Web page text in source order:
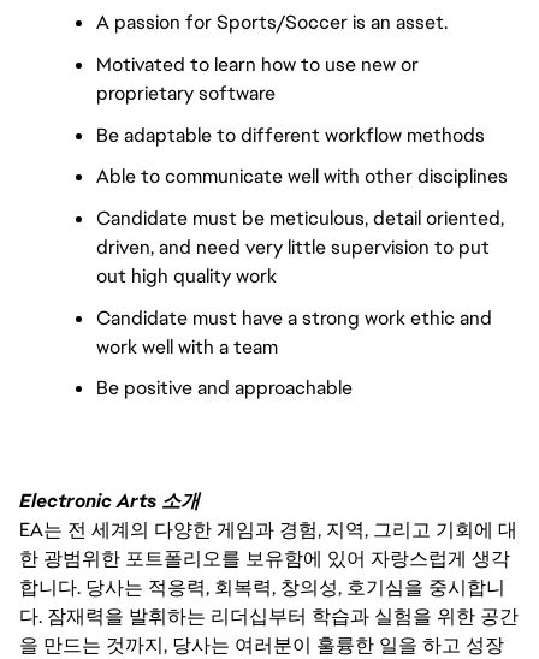
A passion for Sports/Soccer is an asset.
Motivated to learn how to use new or
proprietary software
Be adaptable to different workflow methods
Able to communicate well with other disciplines
Candidate must be meticulous, detail oriented,
driven, and need very little supervision to put
out high quality work
Candidate must have a strong work ethic and
work well with a team
Be positive and approachable
Electronic Arts 소개
EA는 전 세계의 다양한 게임과 경험, 지역, 그리고 기회에 대
한 광범위한 포트폴리오를 보유함에 있어 자랑스럽게 생각
합니다. 당사는 적응력, 회복력, 창의성, 호기심을 중시합니
다. 잠재력을 발휘하는 리더십부터 학습과 실험을 위한 공간
을 만드는 것까지, 당사는 여러분이 훌륭한 일을 하고 성장